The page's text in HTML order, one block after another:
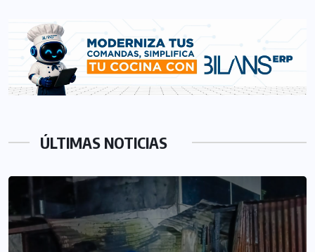
ÚLTIMAS NOTICIAS